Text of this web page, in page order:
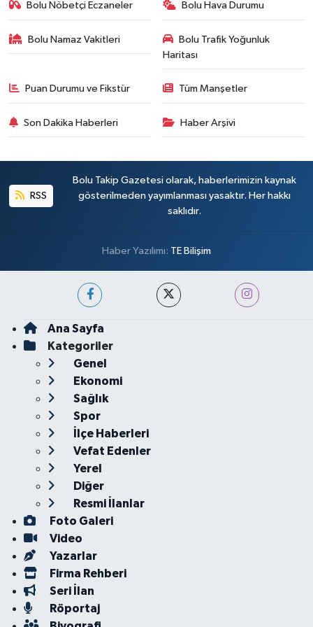
Bolu Nöbetçi Eczaneler Bolu Hava Durumu
Bolu Namaz Vakitleri
Bolu Trafik Yoğunluk
Haritası
Puan Durumu ve Fikstür Tüm Manşetler
Son Dakika Haberleri Haber Arşivi
RSS
Bolu Takip Gazetesi olarak, haberlerimizin kaynak
gösterilmeden yayımlanması yasaktır. Her hakkı
saklıdır.
Haber Yazılımı: TE Bilişim
Ana Sayfa
Kategoriler
Genel
Ekonomi
Sağlık
Spor
İlçe Haberleri
Vefat Edenler
Yerel
Diğer
Resmi İlanlar
Foto Galeri
Video
Yazarlar
Firma Rehberi
Seri İlan
Röportaj